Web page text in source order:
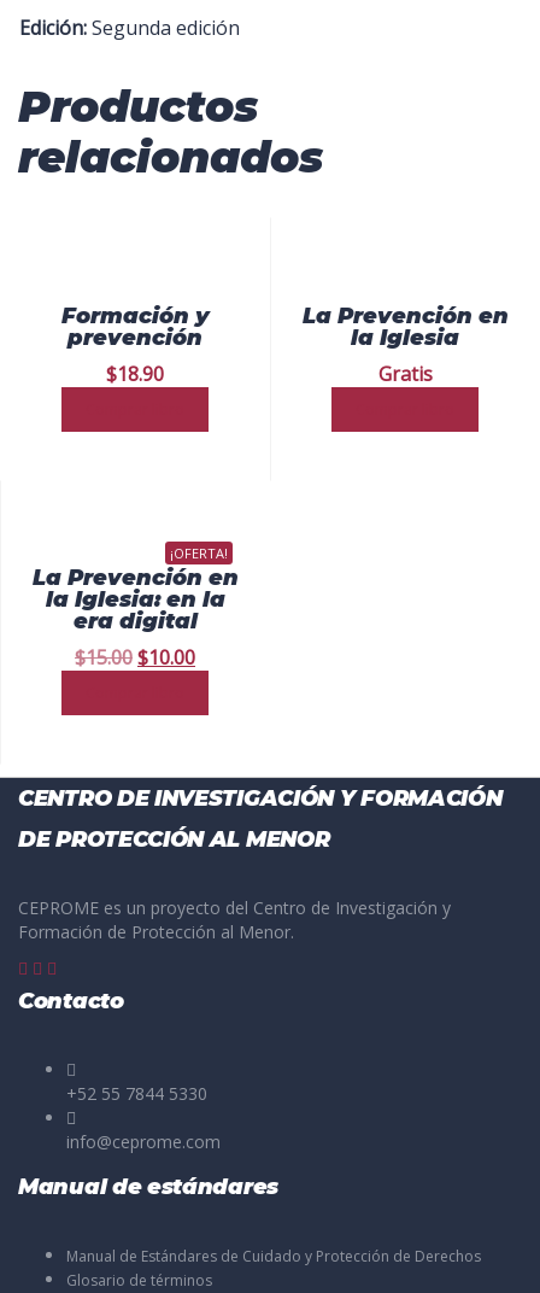
Edición:Segunda edición
Productos
relacionados
Formación y
prevención
$18.90
La Prevención en
la Iglesia
Gratis
¡OFERTA!
La Prevención en
la Iglesia: en la
era digital
$15.00$10.00
CENTRO DE INVESTIGACIÓN Y FORMACIÓN
DE PROTECCIÓN AL MENOR
CEPROME es un proyecto del Centro de Investigación y
Formación de Protección al Menor.
Contacto
+52 55 7844 5330
info@ceprome.com
Manual de estándares
Manual de Estándares de Cuidado y Protección de Derechos
Glosario de términos